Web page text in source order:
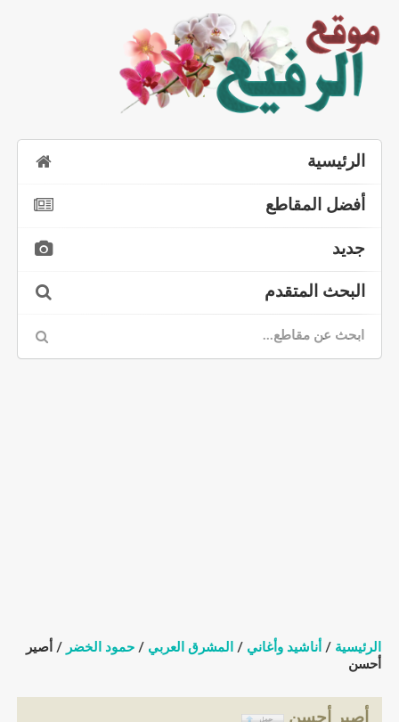
الرئيسية
أفضل المقاطع
جديد
البحث المتقدم
الرئيسية / أناشيد وأغاني / المشرق العربي / حمود الخضر / أصير
أحسن
أصير أحسن